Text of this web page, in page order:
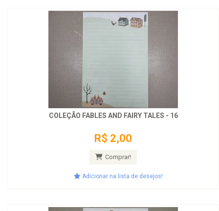
COLEÇÃO FABLES AND FAIRY TALES - 16
R$ 2,00
Comprar!
Adicionar na lista de desejos!